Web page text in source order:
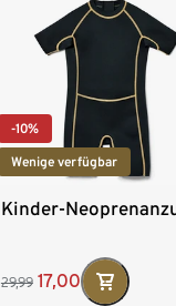
-10%
Wenige verfügbar
Kinder-
29,99 17,00